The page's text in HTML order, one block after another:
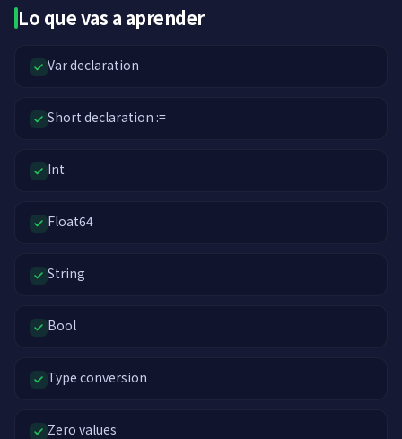
Lo que vas a aprender
Var declaration
Short declaration :=
Int
Float64
String
Bool
Type conversion
Zero values